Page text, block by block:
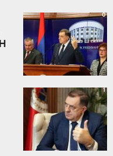
0
1